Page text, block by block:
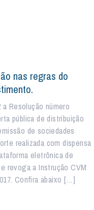
nas regras do
Resolução número
pública de distribuição
de sociedades
realizada com dispensa
eletrônica de
revoga a Instrução CVM
Confira abaixo […]